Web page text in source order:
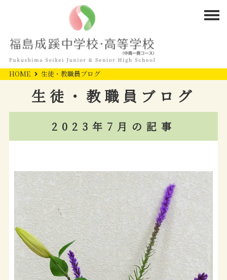
HOME 生徒・教職員ブログ
生徒・教職員ブログ
2023年7月の記事